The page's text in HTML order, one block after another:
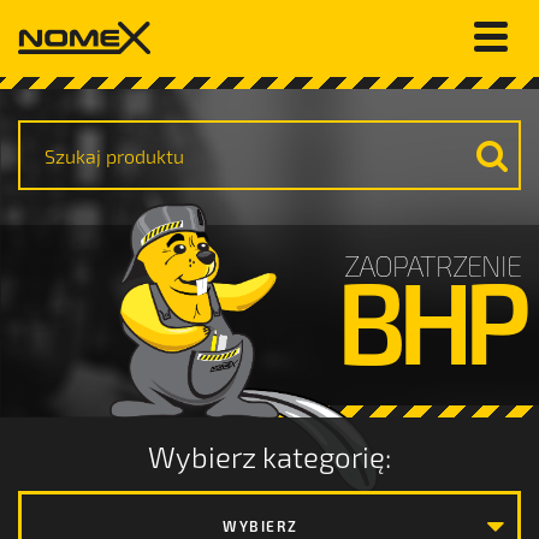
ZAOPATRZENIE
BHP
Wybierz kategorię:
WYBIERZ